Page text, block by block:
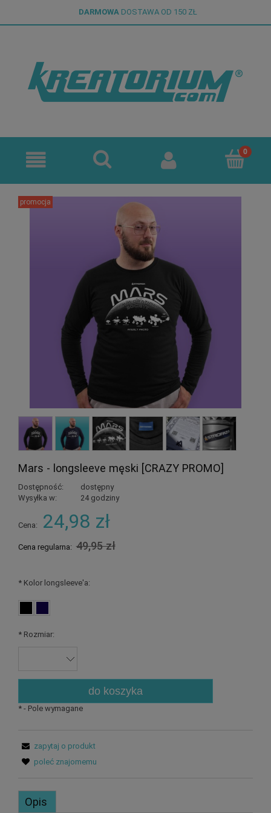
DARMOWA DOSTAWA OD 150 ZŁ
promocja
Mars - longsleeve męski [CRAZY PROMO]
Dostępność:
dostępny
Wysyłka w:
24 godziny
Cena: 24,98 zł
Cena regularna: 49,95 zł
*Kolor longsleeve'a:
*Rozmiar:
do koszyka
*- Pole wymagane
zapytaj o produkt
poleć znajomemu
Opis